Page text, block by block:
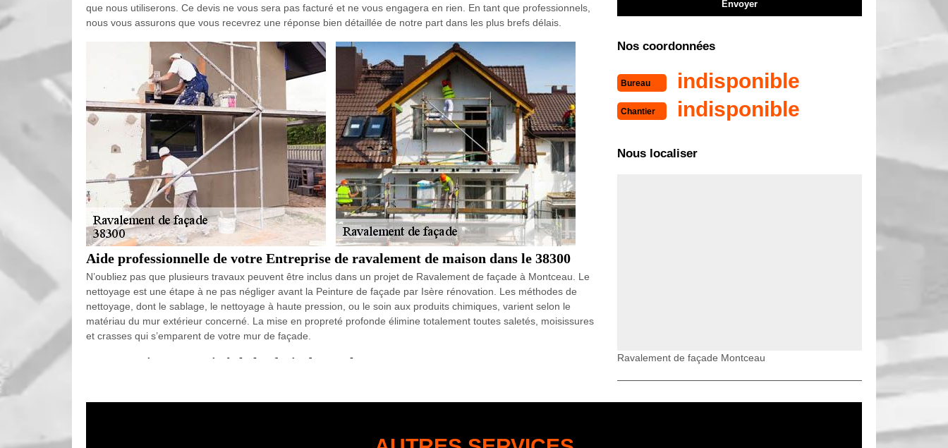
que nous utiliserons. Ce devis ne vous sera pas facturé et ne vous engagera en rien. En tant que professionnels,
nous vous assurons que vous recevrez une réponse bien détaillée de notre part dans les plus brefs délais.
Aide professionnelle de votre Entreprise de ravalement de maison dans le 38300
N’oubliez pas que plusieurs travaux peuvent être inclus dans un projet de Ravalement de façade à Montceau. Le
nettoyage est une étape à ne pas négliger avant la Peinture de façade par Isère rénovation. Les méthodes de
nettoyage, dont le sablage, le nettoyage à haute pression, ou le soin aux produits chimiques, varient selon le
matériau du mur extérieur concerné. La mise en propreté profonde élimine totalement toutes saletés, moisissures
et crasses qui s’emparent de votre mur de façade.
Le mur mitoyen : qui règle les frais de ravalement ?
ensemble au règlement des frais relatifs à un entretien ou à une réparation.
Nos coordonnées
Bureau indisponible
Chantier indisponible
Nous localiser
Ravalement de façade Montceau